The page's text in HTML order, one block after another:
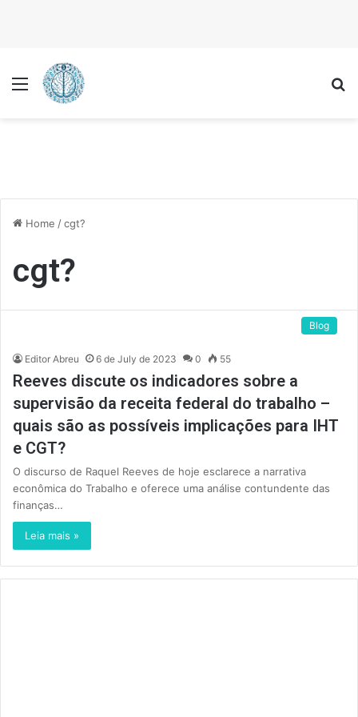
Menu
Home /cgt?
cgt?
Blog
Editor Abreu 6 de July de 2023 0 55
Reeves discute os indicadores sobre a
supervisão da receita federal do trabalho –
quais são as possíveis implicações para IHT
e CGT?
O discurso de Raquel Reeves de hoje esclarece a narrativa
econômica do Trabalho e oferece uma análise contundente das
finanças…
Leia mais »